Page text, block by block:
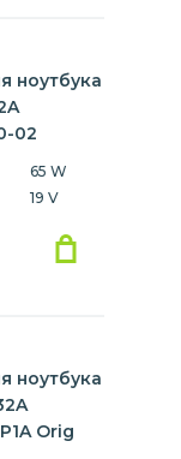
ноутбука
02
65 W
19 V
ноутбука
Orig